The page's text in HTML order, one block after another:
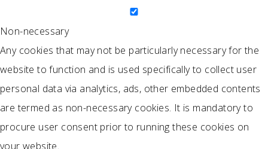
Non-necessary
Any cookies that may not be particularly necessary for the
website to function and is used specifically to collect user
personal data via analytics, ads, other embedded contents
are termed as non-necessary cookies. It is mandatory to
procure user consent prior to running these cookies on
your website.